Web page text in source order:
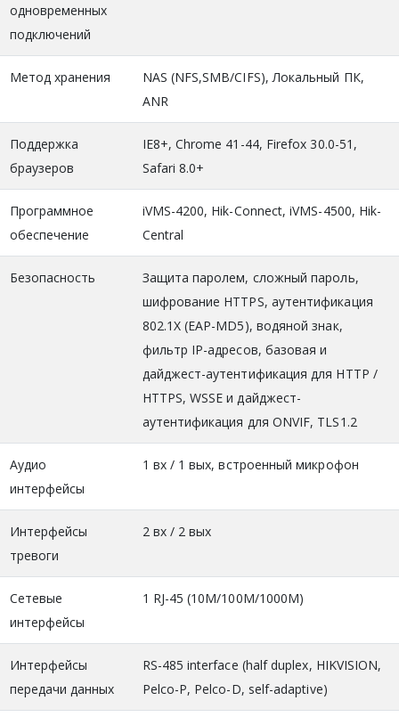
одновременных
подключений
Метод хранения
NAS (NFS,SMB/CIFS), Локальный ПК,
ANR
Поддержка
браузеров
IE8+, Chrome 41-44, Firefox 30.0-51,
Safari 8.0+
Программное
обеспечение
iVMS-4200, Hik-Connect, iVMS-4500, Hik-
Central
Безопасность
Защита паролем, сложный пароль,
шифрование HTTPS, аутентификация
802.1X (EAP-MD5), водяной знак,
фильтр IP-адресов, базовая и
дайджест-аутентификация для HTTP /
HTTPS, WSSE и дайджест-
аутентификация для ONVIF, TLS1.2
Аудио
интерфейсы
1 вх / 1 вых, встроенный микрофон
Интерфейсы
тревоги
2 вх / 2 вых
Сетевые
интерфейсы
1 RJ-45 (10М/100М/1000М)
Интерфейсы
передачи данных
RS-485 interface (half duplex, HIKVISION,
Pelco-P, Pelco-D, self-adaptive)